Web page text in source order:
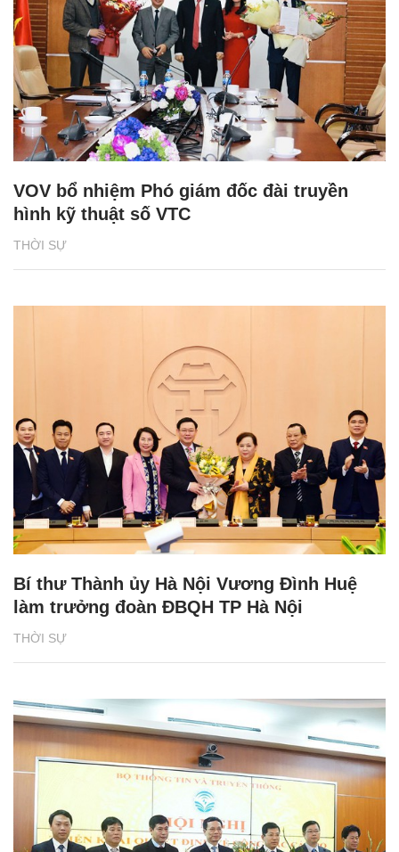
THỜI SỰ
VOV bổ nhiệm Phó giám đốc đài truyền
hình kỹ thuật số VTC
THỜI SỰ
Bí thư Thành ủy Hà Nội Vương Đình Huệ
làm trưởng đoàn ĐBQH TP Hà Nội